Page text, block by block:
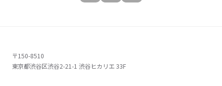
〒150-8510
東京都渋谷区渋谷2-21-1 渋谷ヒカリエ 33F